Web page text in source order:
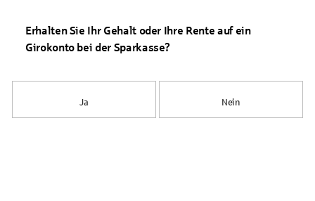
Erhalten Sie Ihr Gehalt oder Ihre Rente auf ein
Girokonto bei der Sparkasse?
Ja Nein